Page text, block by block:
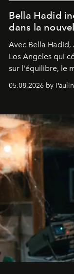
Bella Hadid
dans la
Avec Bella
Los Angeles qui
sur l'équilibre, le
05.08.2026 by